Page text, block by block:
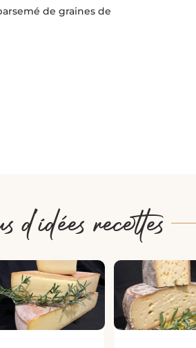
de graines de
recettes